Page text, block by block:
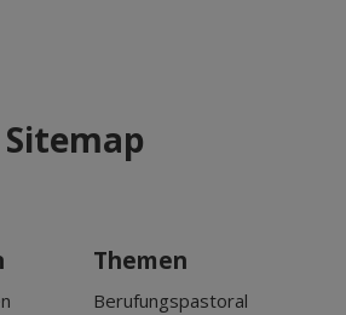
Sitemap
Themen
Berufungspastoral